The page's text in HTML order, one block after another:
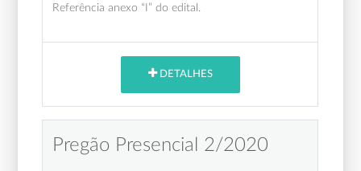
Referência anexo “I” do edital.
DETALHES
Pregão Presencial 2/2020